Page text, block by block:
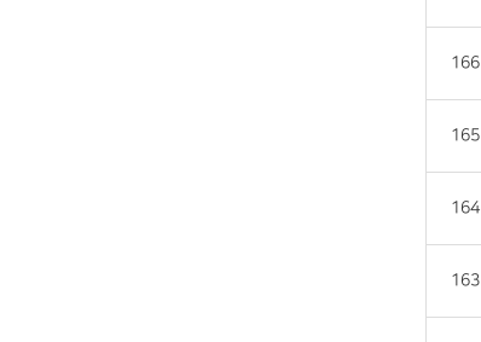
166
165
164
163